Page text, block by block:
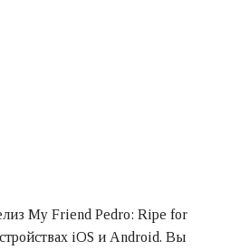
My Friend Pedro: Ripe for
iOS и Android. Вы